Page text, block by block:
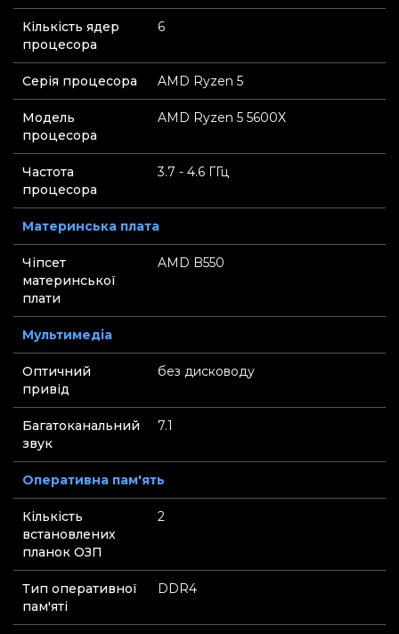
Кількість ядер
процесора
6
Серія процесора AMD Ryzen 5
Модель
процесора
AMD Ryzen 5 5600X
Частота
процесора
3.7 - 4.6 ГГц
Материнська плата
Чіпсет
материнської
плати
AMD B550
Мультимедіа
Оптичний
привід
без дисководу
Багатоканальний
звук
7.1
Оперативна пам'ять
Кількість
встановлених
планок ОЗП
2
Тип оперативної
пам'яті
DDR4